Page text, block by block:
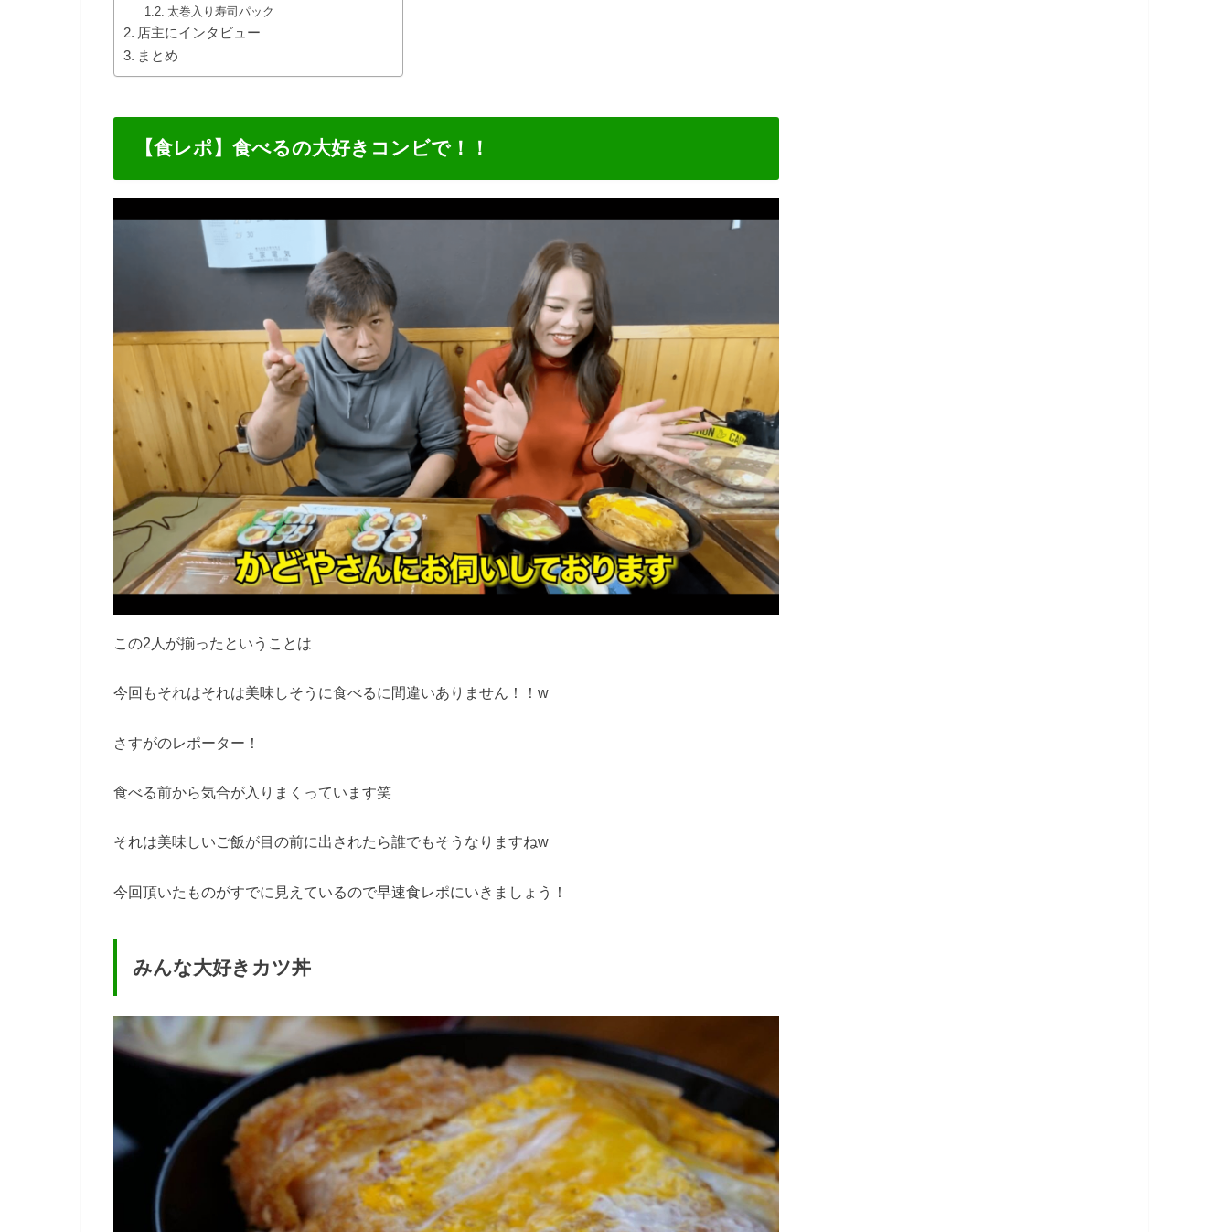
太巻入り寿司パック
店主にインタビュー
まとめ
【食レポ】食べるの大好きコンビで！！
この2人が揃ったということは
今回もそれはそれは美味しそうに食べるに間違いありません！！w
さすがのレポーター！
食べる前から気合が入りまくっています笑
それは美味しいご飯が目の前に出されたら誰でもそうなりますねw
今回頂いたものがすでに見えているので早速食レポにいきましょう！
みんな大好きカツ丼